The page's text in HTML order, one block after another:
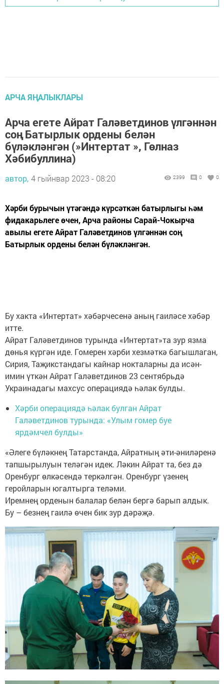
АРЧА ЯҢАЛЫКЛАРЫ
Арча егете Айрат Галәветдинов үлгәннән
соң Батырлык ордены белән
бүләкләнгән (»Интертат », Гөлназ
Хәбибуллина)
автор, 4 гыйнвар 2023 - 08:20 2399 0 0
Хәрби бурычын үтәгәндә күрсәткән батырлыгы һәм
фидакарьлеге өчен, Арча районы Сарай-Чокырча
авылы егете Айрат Галәветдинов үлгәннән соң
Батырлык ордены белән бүләкләнгән.
Бу хакта «Интертат» хәбәрчесенә аның гаиләсе хәбәр
итте.
Айрат Галәветдинов турында «Интертат»та зур язма
дөнья күргән иде. Гомерен хәрби хезмәткә багышлаган,
Сирия, Таҗикстандагы кайнар нокталарны да исән-
имин үткән Айрат Галәветдинов 23 сентябрьдә
Украинадагы махсус операциядә һәлак булды.
Хәрби операциядә һәлак булган Айрат
Галәветдинов турында: «Улым гомер буе
ярдәмчел булды»
«Әлеге бүләкнең Татарстанда, Айратның әти-әниләренә
тапшырылуын теләгән идек. Ләкин Айрат та, без дә
Оренбург өлкәсендә теркәлгән. Оренбург үзенең
геройларын югалтырга теләми.
Иремнең орденын балалар белән бергә барып алдык.
Бу – безнең гаилә өчен бик зур дәрәҗә.